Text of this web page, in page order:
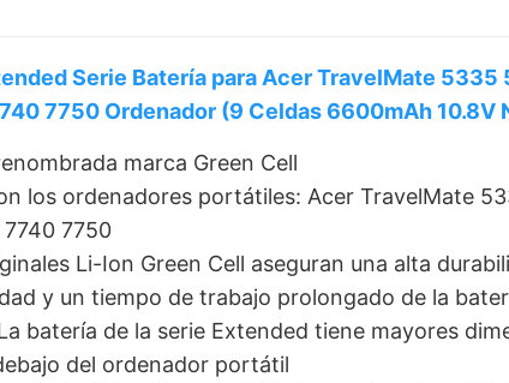
Serie Batería para Acer TravelMate
7750 Ordenador (9 Celdas 6600mAh 10.8V
marca Green Cell
los ordenadores portátiles: Acer TravelMate
7750
Li-Ion Green Cell aseguran una alta
y un tiempo de trabajo prolongado de la
batería de la serie Extended tiene mayores
del ordenador portátil